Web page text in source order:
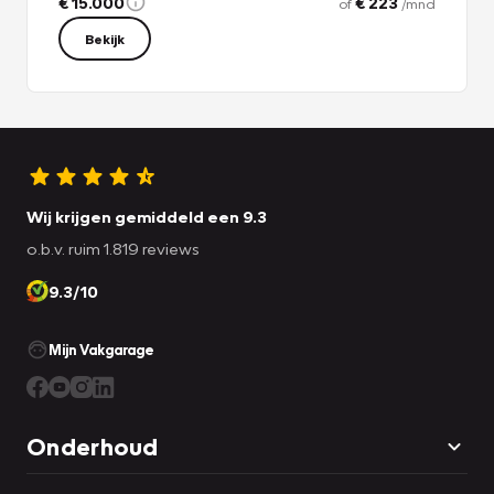
We laten u deze auto graag helemaal zien. Belt u ons voor
een afspraak?
Bekijk
Wij krijgen gemiddeld een 9.3
o.b.v. ruim 1.819 reviews
9.3/10
Mijn Vakgarage
Onderhoud